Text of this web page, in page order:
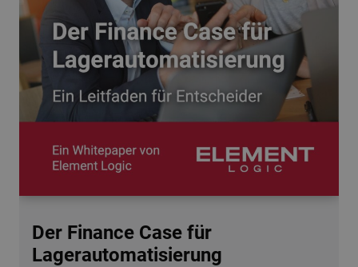
Der Finance Case für
Lagerautomatisierung